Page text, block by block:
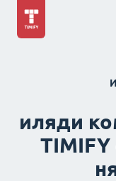
иляди